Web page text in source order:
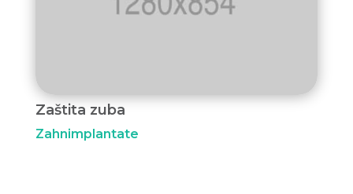
Zaštita zuba
Zahnimplantate